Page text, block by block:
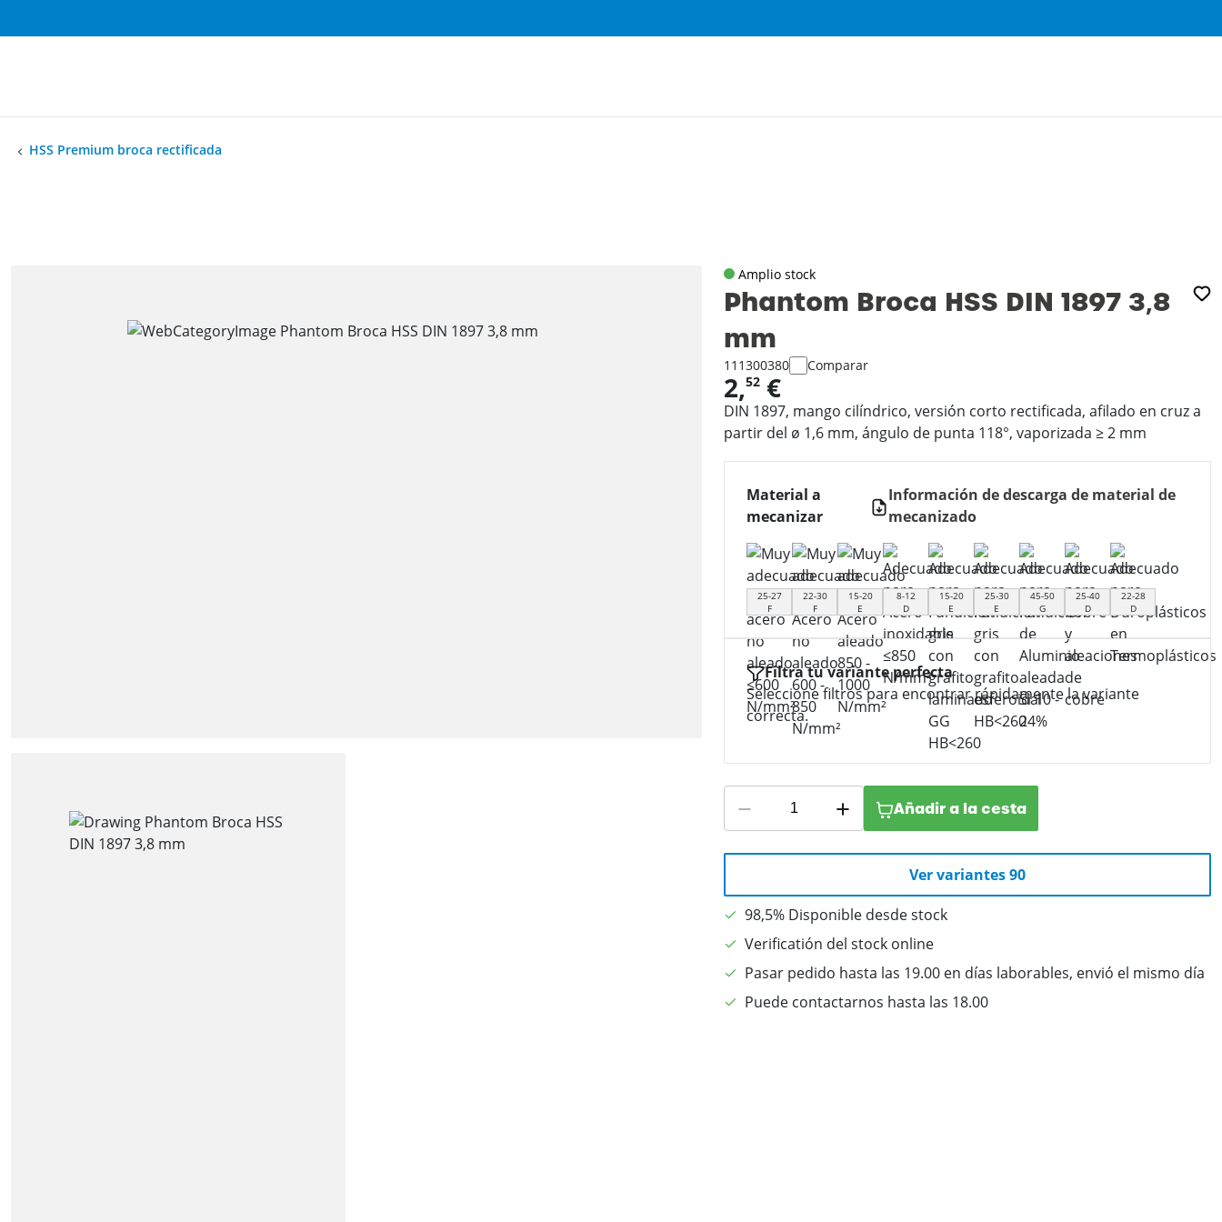
HSS Premium broca rectificada
Amplio stock
Phantom Broca HSS DIN 1897 3‚8
mm
111300380 Comparar
2,52 €
DIN 1897, mango cilíndrico, versión corto rectificada, afilado en cruz a
partir del ø 1,6 mm, ángulo de punta 118°, vaporizada ≥ 2 mm
Material a
mecanizar
Información de descarga de material de
mecanizado
25-27
F
22-30
F
15-20
E
8-12
D
15-20
E
25-30
E
45-50
G
25-40
D
22-28
D
Filtra tu variante perfecta
Seleccione filtros para encontrar rápidamente la variante
correcta.
Añadir a la cesta
Ver variantes 90
98,5% Disponible desde stock
Verificatión del stock online
Pasar pedido hasta las 19.00 en días laborables, envió el mismo día
Puede contactarnos hasta las 18.00